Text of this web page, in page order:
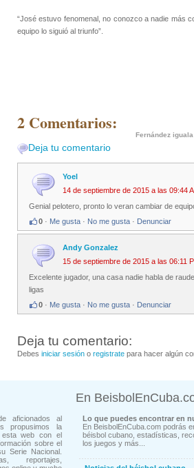
“José estuvo fenomenal, no conozco a nadie más
equipo lo siguió al triunfo”.
2 Comentarios:
Fernández
Deja tu comentario
Yoel
14 de septiembre de 2015 a las 09:44
Genial pelotero, pronto lo veran cambiar de
0 · Me gusta · No me gusta · Denunciar
Andy Gonzalez
15 de septiembre de 2015 a las 06:11
Excelente jugador, una casa nadie habla de
ligas
0 · Me gusta · No me gusta · Denunciar
Deja tu comentario:
Debes iniciar sesión o registrate para hacer algún
aficionados al
propusimos la
esta web con el
sobre el
Serie Nacional.
reportajes,
En
Lo que puedes encontrar en
En BeisbolEnCuba.com podrás
béisbol cubano, estadísticas,
los juegos y más...